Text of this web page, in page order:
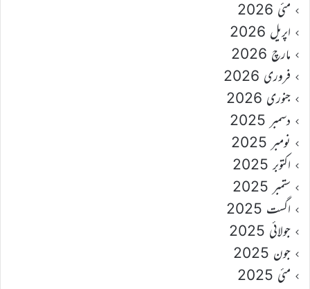
مئی 2026
اپریل 2026
مارچ 2026
فروری 2026
جنوری 2026
دسمبر 2025
نومبر 2025
اکتوبر 2025
ستمبر 2025
اگست 2025
جولائی 2025
جون 2025
مئی 2025